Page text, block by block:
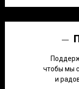
чтобы мы
и